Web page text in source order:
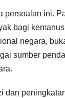
persoalan ini.
bagi
negara,
sumber
dan